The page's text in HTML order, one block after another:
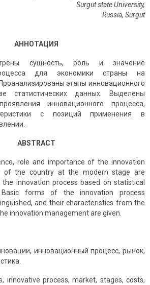
Surgut state University,
Russia, Surgut
АННОТАЦИЯ
сущность, роль и значение
для экономики страны на
этапы инновационного
статистических данных. Выделены
инновационного процесса,
с позиций применения в
ABSTRACT
role and importance of the innovation
of the country at the modern stage are
innovation process based on statistical
forms of the innovation process
and their characteristics from the
innovation management are given.
инновационный процесс, рынок,
innovative process, market, stages, costs,